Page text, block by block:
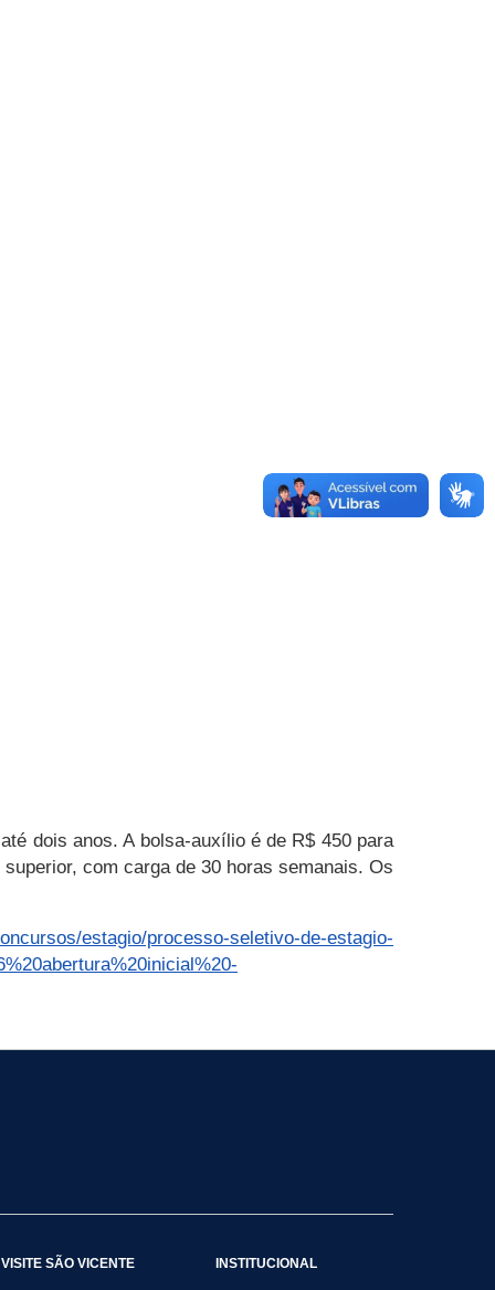
dois anos. A bolsa-auxílio é de R$ 450 para
com carga de 30 horas semanais. Os
estagio/processo-seletivo-de-estagio-
VISITE SÃO VICENTE INSTITUCIONAL